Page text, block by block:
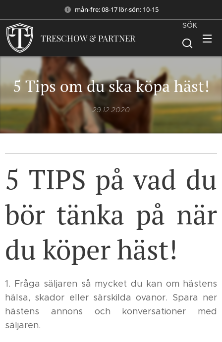
mån-fre: 08-17 lör-sön: 10-15
TRESCHOW & PARTNER
SÖK
5 Tips om du ska köpa häst!
29.12.2020
5 TIPS på vad du
bör tänka på när
du köper häst!
1. Fråga säljaren så mycket du kan om hästens
hälsa, skador eller särskilda ovanor. Spara ner
hästens annons och konversationer med
säljaren.